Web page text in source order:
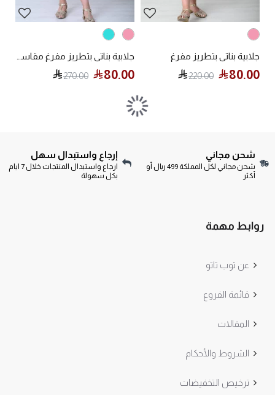
جلابية بناتي بتطريز مفرغ
80.00
220.00
80.00
270.00
شحن مجاني
شحن مجاني لكل المملكة 499 ريال أو
أكثر
إرجاع واستبدال سهل
ارجاع واستبدال المنتجات خلال 7 ايام
بكل سهولة
روابط مهمة
عن توب تاتو
قائمة الفروع
المقالات
الشروط والأحكام
ترخيص التخفيضات